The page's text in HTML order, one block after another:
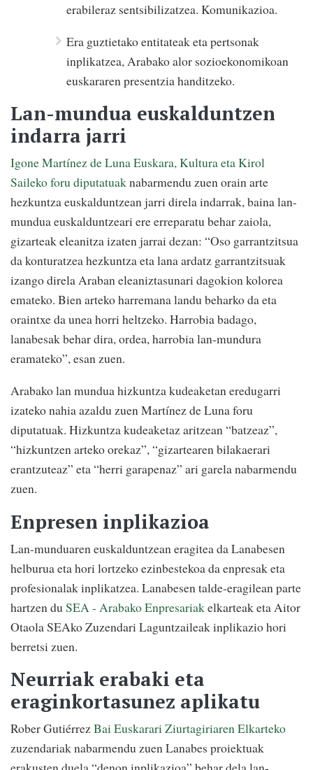
erabileraz sentsibilizatzea. Komunikazioa.
Era guztietako entitateak eta pertsonak
inplikatzea, Arabako alor sozioekonomikoan
euskararen presentzia handitzeko.
Lan-mundua euskalduntzen
indarra jarri
Igone Martínez de Luna Euskara, Kultura eta Kirol
Saileko foru diputatuaknabarmendu zuen orain arte
hezkuntza euskalduntzean jarri direla indarrak, baina lan-
mundua euskalduntzeari ere erreparatu behar zaiola,
gizarteak eleanitza izaten jarrai dezan: “Oso garrantzitsua
da konturatzea hezkuntza eta lana ardatz garrantzitsuak
izango direla Araban eleaniztasunari dagokion kolorea
emateko. Bien arteko harremana landu beharko da eta
oraintxe da unea horri heltzeko. Harrobia badago,
lanabesak behar dira, ordea, harrobia lan-mundura
eramateko”, esan zuen.
Arabako lan mundua hizkuntza kudeaketan eredugarri
izateko nahia azaldu zuen Martínez de Luna foru
diputatuak. Hizkuntza kudeaketaz aritzean “batzeaz”,
“hizkuntzen arteko orekaz”, “gizartearen bilakaerari
erantzuteaz” eta “herri garapenaz” ari garela nabarmendu
zuen.
Enpresen inplikazioa
Lan-munduaren euskalduntzean eragitea da Lanabesen
helburua eta hori lortzeko ezinbestekoa da enpresak eta
profesionalak inplikatzea. Lanabesen talde-eragilean parte
hartzen du SEA - Arabako Enpresariakelkarteak eta Aitor
Otaola SEAko Zuzendari Laguntzaileak inplikazio hori
berretsi zuen.
Neurriak erabaki eta
eraginkortasunez aplikatu
Rober GutiérrezBai Euskarari Ziurtagiriaren Elkarteko
zuzendariak nabarmendu zuen Lanabes proiektuak